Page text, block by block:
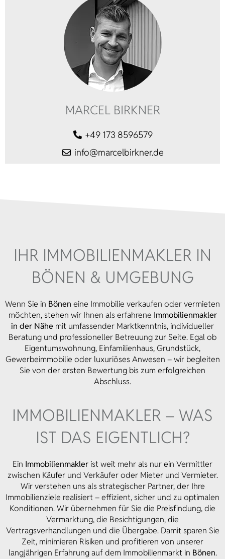
MARCEL BIRKNER
+49 173 8596579
info@marcelbirkner.de
IHR IMMOBILIEN­MAKLER IN
BÖNEN & UMGEBUNG
Wenn Sie in Bönen eine Immobilie verkaufen oder vermieten
möchten, stehen wir Ihnen als erfahrene Immobilienmakler
in der Nähe mit umfassender Marktkenntnis, individueller
Beratung und professioneller Betreuung zur Seite. Egal ob
Eigentumswohnung, Einfamilienhaus, Grundstück,
Gewerbeimmobilie oder luxuriöses Anwesen – wir begleiten
Sie von der ersten Bewertung bis zum erfolgreichen
Abschluss.
IMMOBILIEN­MAKLER – WAS
IST DAS EIGENTLICH?
Ein Immobilienmakler ist weit mehr als nur ein Vermittler
zwischen Käufer und Verkäufer oder Mieter und Vermieter.
Wir verstehen uns als strategischer Partner, der Ihre
Immobilienziele realisiert – effizient, sicher und zu optimalen
Konditionen. Wir übernehmen für Sie die Preisfindung, die
Vermarktung, die Besichtigungen, die
Vertragsverhandlungen und die Übergabe. Damit sparen Sie
Zeit, minimieren Risiken und profitieren von unserer
langjährigen Erfahrung auf dem Immobilienmarkt in Bönen.